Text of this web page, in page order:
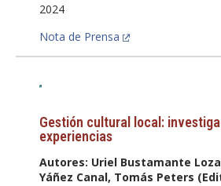
2024
Nota de Prensa
Gestión cultural local:
experiencias
Autores: Uriel Bustamante
Yáñez Canal, Tomás Peters